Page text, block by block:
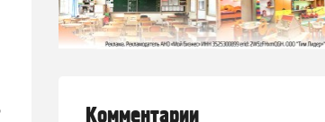
Комментарии